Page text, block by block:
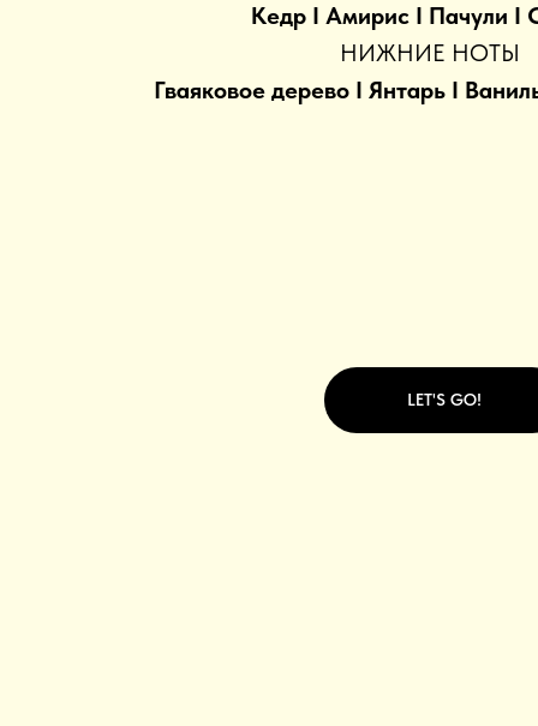
Кедр I Амирис I Пачули I
НИЖНИЕ НОТЫ
Гваяковое дерево I Янтарь I
LET'S GO!